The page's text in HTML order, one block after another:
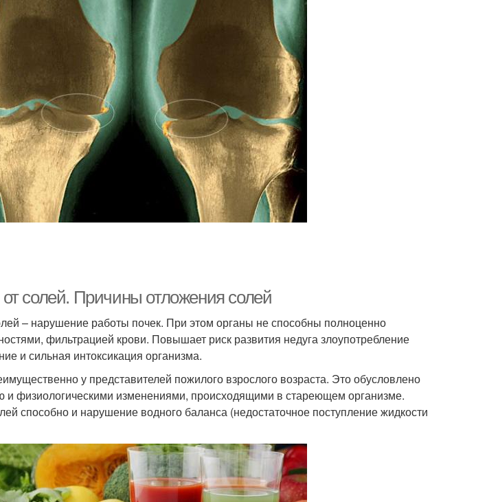
от солей. Причины отложения солей
– нарушение работы почек. При этом органы не способны полноценно
фильтрацией крови. Повышает риск развития недуга злоупотребление
и сильная интоксикация организма.
у представителей пожилого взрослого возраста. Это обусловлено
и физиологическими изменениями, происходящими в стареющем организме.
способно и нарушение водного баланса (недостаточное поступление жидкости